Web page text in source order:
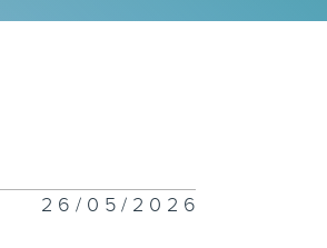
26/05/2026